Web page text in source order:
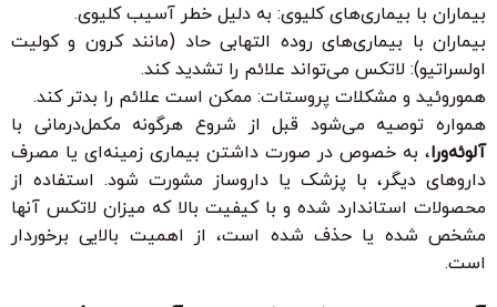
بیماران با بیماری‌های کلیوی: به دلیل خطر آسیب کلیوی.
بیماران با بیماری‌های روده التهابی حاد (مانند کرون و کولیت
اولسراتیو): لاتکس می‌تواند علائم را تشدید کند.
هموروئید و مشکلات پروستات: ممکن است علائم را بدتر کند.
همواره توصیه می‌شود قبل از شروع هرگونه مکمل‌درمانی با
آلوئه‌ورا، به خصوص در صورت داشتن بیماری زمینه‌ای یا مصرف
داروهای دیگر، با پزشک یا داروساز مشورت شود. استفاده از
محصولات استاندارد شده و با کیفیت بالا که میزان لاتکس آنها
مشخص شده یا حذف شده است، از اهمیت بالایی برخوردار
است.